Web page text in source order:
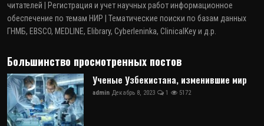
читателей | Регистрация и учет научных работ информационное
обеспечение по темам НИР | Тематические поиски по базам данных
ГНМБ, EBSCO, MEDLINE, Elibrary, Cyberleninka, ClinicalKey и д.р.
Большинство просмотренных постов
Ученые Узбекистана, изменившие мир
admin Декабрь 8, 2023 1 5172